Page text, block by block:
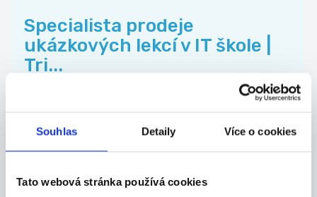
Souhlas Detaily Více o cookies
Tato webová stránka používá cookies
Specialista prodeje
ukázkových lekcí v IT škole |
Tri...
Remote | Částečný úvazek | od 15:00 Rodiče